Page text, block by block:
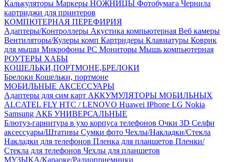
Калькуляторы Маркеры НОЖНИЦЫ Фотобумага Чернила
картриджи для принтеров
КОМПЮТЕРНАЯ ПЕРЕФИРИЯ
Адаптеры/Контроллеры Акустика компьютерная Веб камеры
Вентиляторы/Кулеры комп Картридеры Клавиатуры Коврик
для мыши Микрофоны PC Мониторы Мышь компьютерная
РОУТЕРЫ ХАБЫ
КОШЕЛЬКИ,ПОРТМОНЕ,БРЕЛОКИ
Брелоки Кошельки, портмоне
МОБИЛЬНЫЕ АКСЕССУАРЫ
Адаптеры для сим карт АККУМУЛЯТОРЫ МОБИЛЬНЫХ
ALCATEL FLY HTC / LENOVO Huawei IPhone LG Nokia
Samsung АКБ УНИВЕРСАЛЬНЫЕ
Блютуз-гарнитура в ухо корпуса телефонов Очки 3D Селфи
аксессуары/Штативы Сумки фото Чехлы/Накладки/Стекла
Накладки для телефонов Пленка для планшетов Пленки/
Стекла для телефонов Чехлы для планшетов
МУЗЫКА/Караоке/Радиоприемники